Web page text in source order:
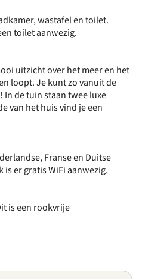
wastafel en toilet.
toilet aanwezig.
uitzicht over het meer en het
loopt. Je kunt zo vanuit de
de tuin staan twee luxe
van het huis vind je een
Franse en Duitse
is er gratis WiFi aanwezig.
is een rookvrije